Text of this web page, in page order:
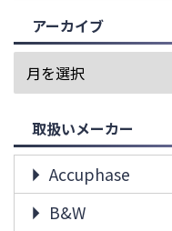
アーカイブ
取扱いメーカー
Accuphase
B&W